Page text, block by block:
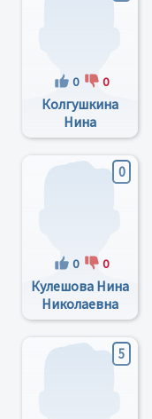
0 0
Колгушкина
Нина
Васильевна
0
0 0
Кулешова Нина
Николаевна
5